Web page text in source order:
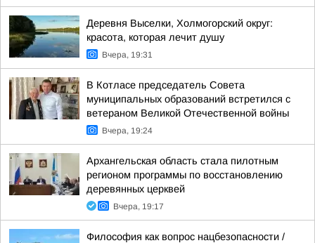
Деревня Выселки, Холмогорский округ:
красота, которая лечит душу
Вчера, 19:31
В Котласе председатель Совета
муниципальных образований встретился с
ветераном Великой Отечественной войны
Вчера, 19:24
Архангельская область стала пилотным
регионом программы по восстановлению
деревянных церквей
Вчера, 19:17
Философия как вопрос нацбезопасности /